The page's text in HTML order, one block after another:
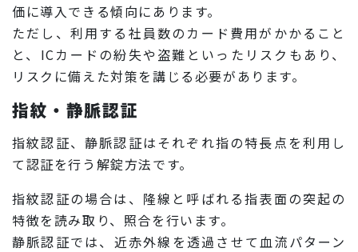
価に導入できる傾向にあります。
ただし、利用する社員数のカード費用がかかること
と、ICカードの紛失や盗難といったリスクもあり、
リスクに備えた対策を講じる必要があります。
指紋・静脈認証
指紋認証、静脈認証はそれぞれ指の特長点を利用し
て認証を行う解錠方法です。
指紋認証の場合は、隆線と呼ばれる指表面の突起の
特徴を読み取り、照合を行います。
静脈認証では、近赤外線を透過させて血流パターン